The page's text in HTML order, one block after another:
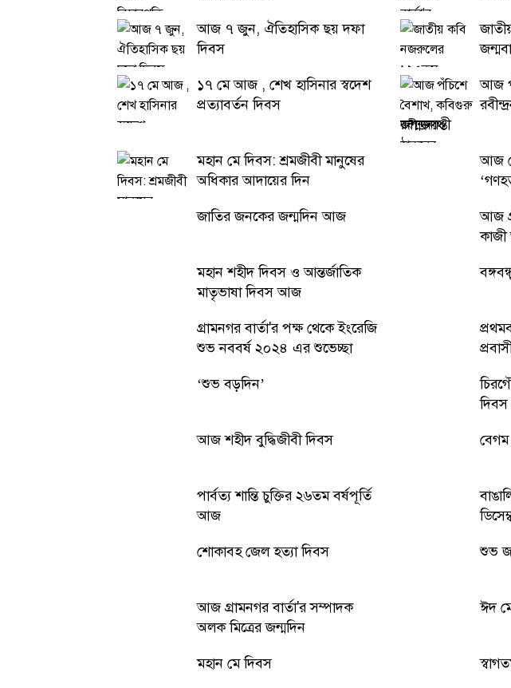
আজ ৭ জুন, ঐতিহাসিক ছয় দফা
দিবস
১৭ মে আজ , শেখ হাসিনার স্বদেশ
প্রত্যাবর্তন দিবস
আজ
জন্মজয়ন্তী
মহান মে দিবস: শ্রমজীবী মানুষের
অধিকার আদায়ের দিন
আজ
জাতির জনকের জন্মদিন আজ
আজ
মহান শহীদ দিবস ও আন্তর্জাতিক
মাতৃভাষা দিবস আজ
গ্রামনগর বার্তা'র পক্ষ থেকে ইংরেজি
শুভ নববর্ষ ২০২৪ এর শুভেচ্ছা
‘শুভ বড়দিন’
আজ শহীদ বুদ্ধিজীবী দিবস
পার্বত্য শান্তি চুক্তির ২৬তম বর্ষপূর্তি
আজ
শোকাবহ জেল হত্যা দিবস
শুভ
আজ গ্রামনগর বার্তা'র সম্পাদক
অলক মিত্রের জন্মদিন
ঈদ
মহান মে দিবস